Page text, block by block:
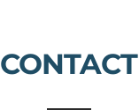
CONTACT